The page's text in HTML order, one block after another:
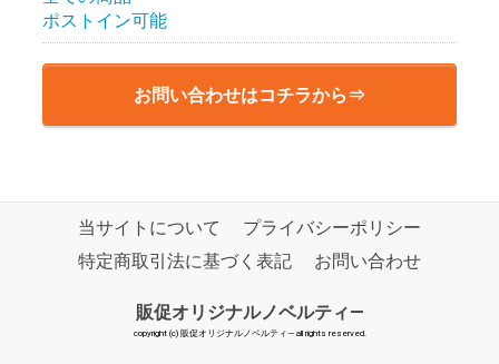
ポストイン可能
お問い合わせはコチラから⇒
当サイトについて
プライバシーポリシー
特定商取引法に基づく表記
お問い合わせ
販促オリジナルノベルティ―
copyright (c) 販促オリジナルノベルティ― all rights reserved.